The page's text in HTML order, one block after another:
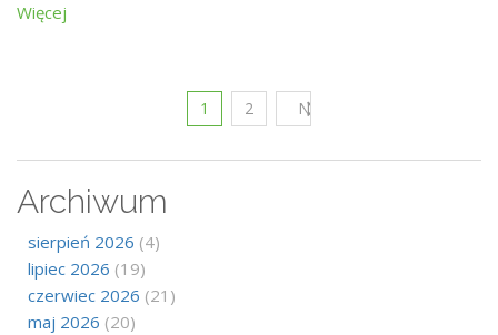
Więcej
1 2 Następny
Archiwum
sierpień 2026 (4)
lipiec 2026 (19)
czerwiec 2026 (21)
maj 2026 (20)